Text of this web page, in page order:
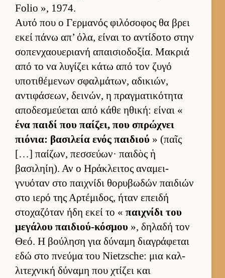
Folio », 1974.
Αυτό που ο Γερ­μανός φιλόσοφος θα βρει
εκεί πάνω απ’ όλα, εί­ναι το αντίδοτο στην
σοπεν­χαου­εριανή απαι­σιο­δοξία. Μακριά
από το να λυγίζει κάτω από τον ζυγό
υποτιθέμενων σφαλ­μάτων, αδικιών,
αντιφάσεων, δει­νών, η πραγ­ματικότητα
αποδεσμεύ­εται από κάθε ηθική: εί­ναι «
ένα παιδί που παί­ζει, που σπρώχνει
πιόνια: βασιλεία ενός παι­διού » (παῖς
[…] παί­ζων, πεσ­σεύ­ων· παι­δὸς ἡ
βασιληίη). Αν ο Ηράκλει­τος αναμει­
γνυόταν στο παι­χνίδι θορυβωδών παι­διών
στο ιερό της Αρ­τέμιδος, ήταν επειδή
στοχαζόταν ήδη εκεί το « παι­χνίδι του
μεγάλου παι­διού-κόσμου », δηλαδή τον
Θεό. Η βού­ληση για δύναμη δια­γράφεται
εδώ στο πνεύμα του Nietzsche: μια καλ­
λιτεχνική δύναμη που χτίζει και